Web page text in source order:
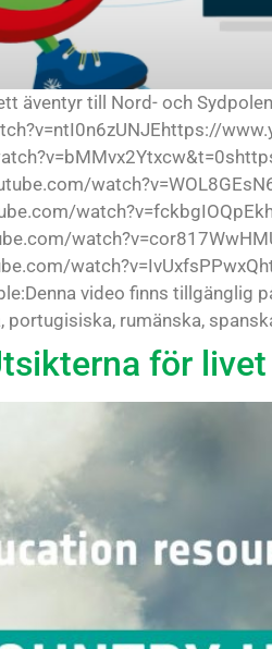
äventyr till Nord- och
video finns tillgänglig
rumänska,
för